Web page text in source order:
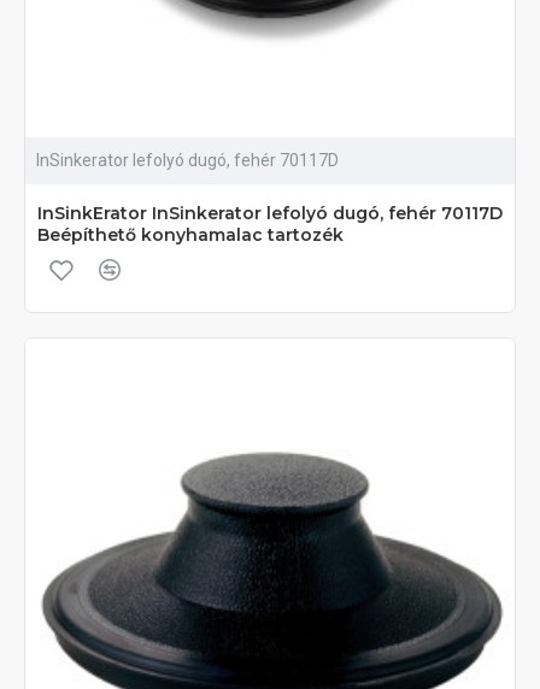
InSinkerator lefolyó dugó, fehér 70117D
InSinkErator InSinkerator lefolyó dugó, fehér 70117D
Beépíthető konyhamalac tartozék